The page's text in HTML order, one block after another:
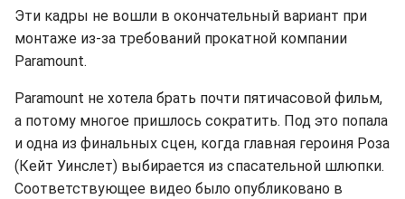
Эти кадры не вошли в окончательный вариант при
монтаже из-за требований прокатной компании
Paramount.
Paramount не хотела брать почти пятичасовой фильм,
а потому многое пришлось сократить. Под это попала
и одна из финальных сцен, когда главная героиня Роза
(Кейт Уинслет) выбирается из спасательной шлюпки.
Соответствующее видео было опубликовано в